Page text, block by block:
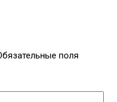
поля